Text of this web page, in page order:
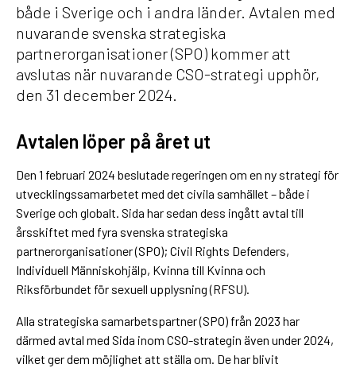
både i Sverige och i andra länder. Avtalen med
nuvarande svenska strategiska
partnerorganisationer (SPO) kommer att
avslutas när nuvarande CSO-strategi upphör,
den 31 december 2024.
Avtalen löper på året ut
Den 1 februari 2024 beslutade regeringen om en ny strategi för
utvecklingssamarbetet med det civila samhället – både i
Sverige och globalt. Sida har sedan dess ingått avtal till
årsskiftet med fyra svenska strategiska
partnerorganisationer (SPO); Civil Rights Defenders,
Individuell Människohjälp, Kvinna till Kvinna och
Riksförbundet för sexuell upplysning (RFSU).
Alla strategiska samarbetspartner (SPO) från 2023 har
därmed avtal med Sida inom CSO-strategin även under 2024,
vilket ger dem möjlighet att ställa om. De har blivit